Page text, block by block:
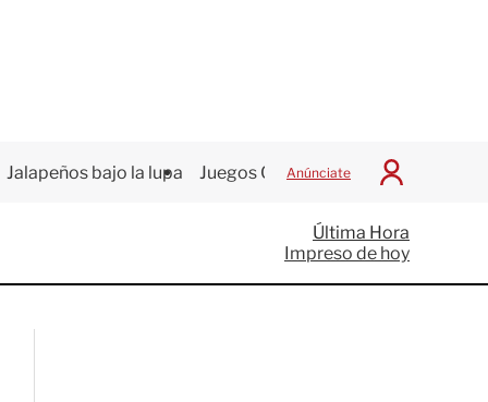
Jalapeños bajo la lupa Juegos Centroamericanos
Anúnciate
I
c
i
a
Última Hora
Impreso de hoy